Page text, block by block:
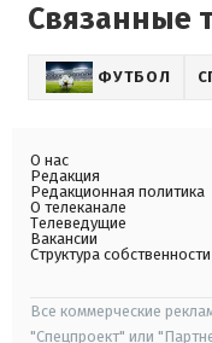
Связанные
ФУТБОЛ
О нас
Редакция
Редакционная политика
О телеканале
Телеведущие
Вакансии
Структура собственности
Все коммерческие
"Спецпроект" или